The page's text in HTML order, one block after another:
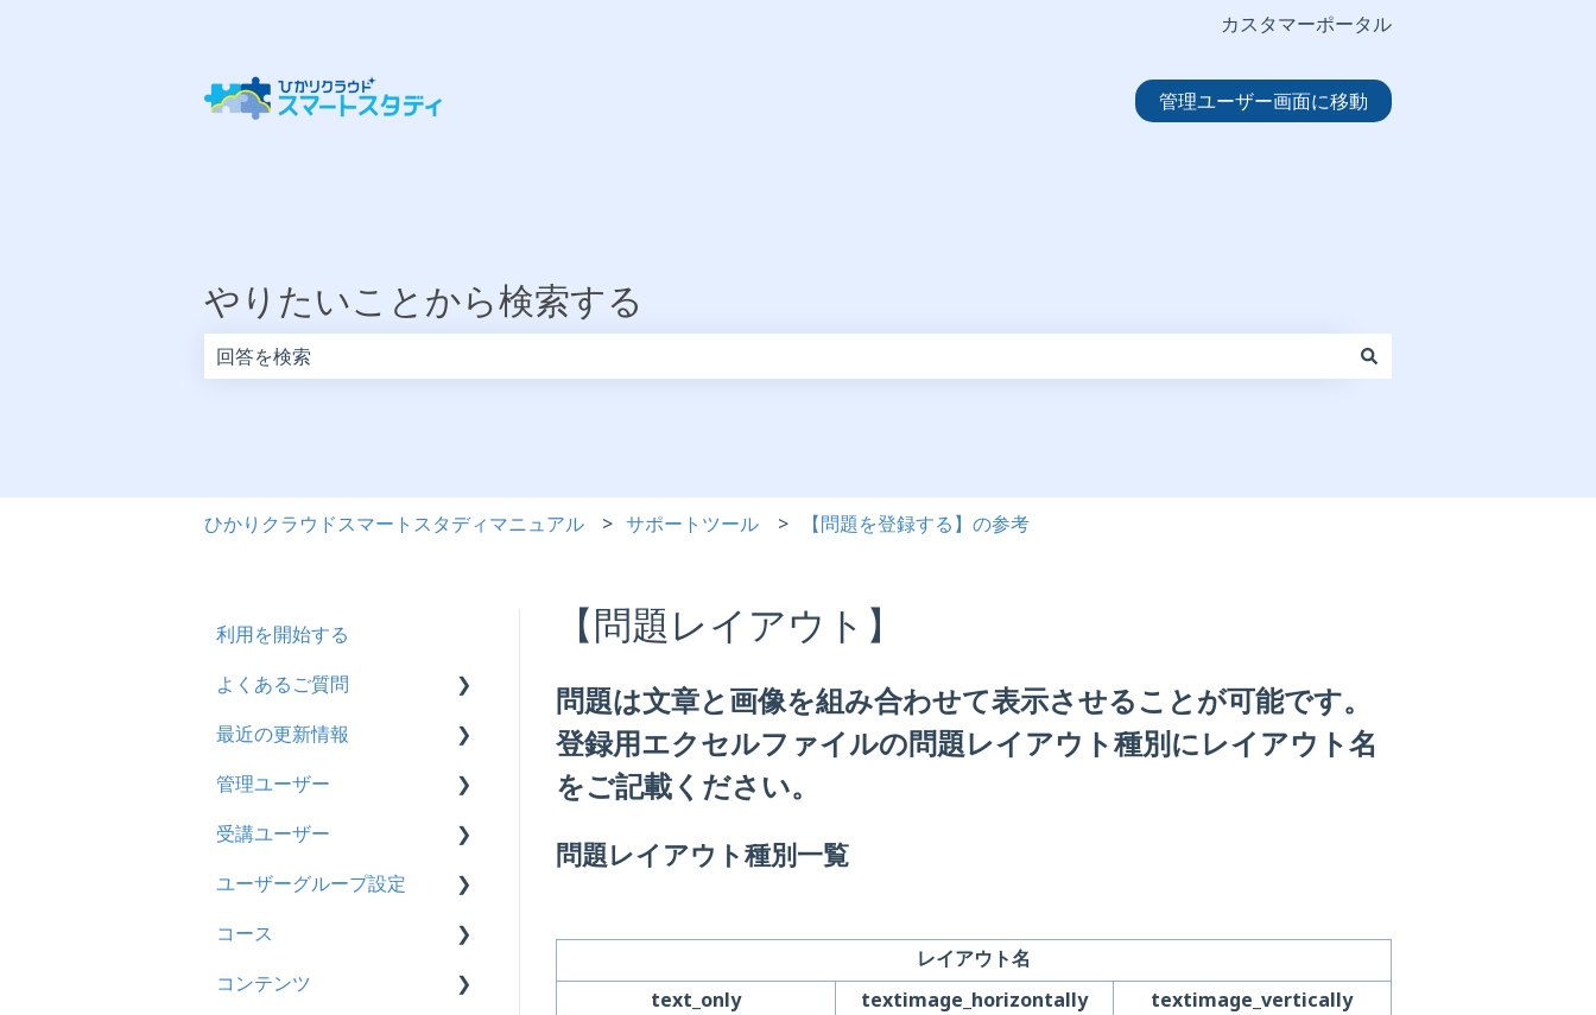
カスタマーポータル
管理ユーザー画面に移動
やりたいことから検索する
ひかりクラウドスマートスタディマニュアル サポートツール 【問題を登録する】の参考
【問題レイアウト】
問題は文章と画像を組み合わせて表示させることが可能です。
登録用エクセルファイルの問題レイアウト種別にレイアウト名
をご記載ください。
問題レイアウト種別一覧
レイアウト名
text_only
textimage_horizontally textimage_vertically
利用を開始する
よくあるご質問
契約
トライアル
カスタマイズ
インターネット・セキュリ
最近の更新情報
2026年8月アップデート
2026年2月アップデート
2025年10月アップデート
2025年9月アップデート
2025年3月アップデート
管理ユーザー
管理ユーザーの統合につい
受講ユーザー
基本操作
【新レイアウト】受講ユー
ユーザーグループ設定
【新レイアウト】ユーザー
コース
基本操作
コンテンツ